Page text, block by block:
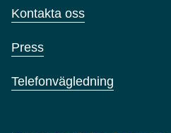
Kontakta oss
Press
Telefonvägledning